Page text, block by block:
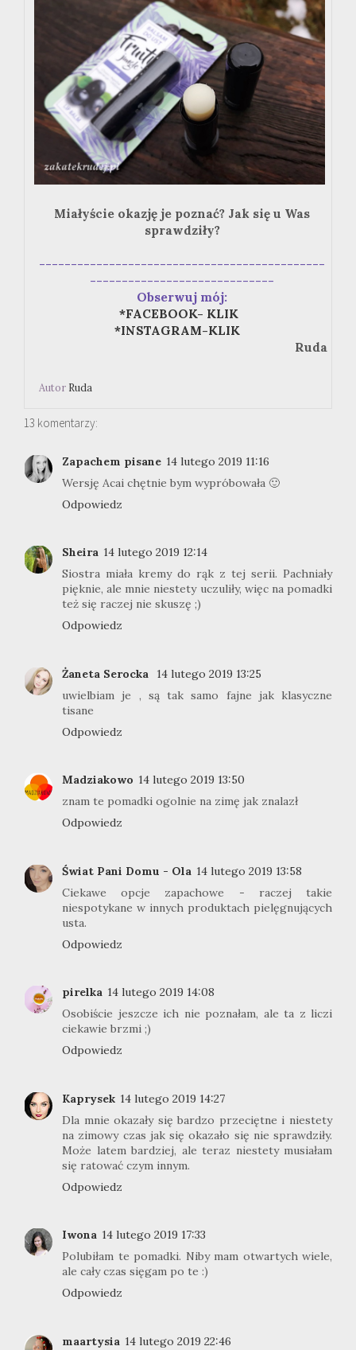
Miałyście okazję je poznać? Jak się u Was
sprawdziły?
---------------------------------------------
-----------------------------
Obserwuj mój:
*FACEBOOK- KLIK
*INSTAGRAM-KLIK
Ruda
Autor Ruda
13 komentarzy:
Zapachem pisane 14 lutego 2019 11:16
Wersję Acai chętnie bym wypróbowała 🙂
Odpowiedz
Sheira 14 lutego 2019 12:14
Siostra miała kremy do rąk z tej serii. Pachniały
pięknie, ale mnie niestety uczuliły, więc na pomadki
też się raczej nie skuszę ;)
Odpowiedz
Żaneta Serocka
14 lutego 2019 13:25
uwielbiam je , są tak samo fajne jak klasyczne
tisane
Odpowiedz
Madziakowo 14 lutego 2019 13:50
znam te pomadki ogolnie na zimę jak znalazł
Odpowiedz
Świat Pani Domu - Ola 14 lutego 2019 13:58
Ciekawe opcje zapachowe - raczej takie
niespotykane w innych produktach pielęgnujących
usta.
Odpowiedz
pirelka 14 lutego 2019 14:08
Osobiście jeszcze ich nie poznałam, ale ta z liczi
ciekawie brzmi ;)
Odpowiedz
Kaprysek 14 lutego 2019 14:27
Dla mnie okazały się bardzo przeciętne i niestety
na zimowy czas jak się okazało się nie sprawdziły.
Może latem bardziej, ale teraz niestety musiałam
się ratować czym innym.
Odpowiedz
Iwona 14 lutego 2019 17:33
Polubiłam te pomadki. Niby mam otwartych wiele,
ale cały czas sięgam po te :)
Odpowiedz
maartysia 14 lutego 2019 22:46